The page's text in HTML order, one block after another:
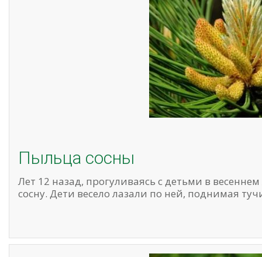
Пыльца сосны
Лет 12 назад, прогуливаясь с детьми в
сосну. Дети весело лазали по ней, поднимая